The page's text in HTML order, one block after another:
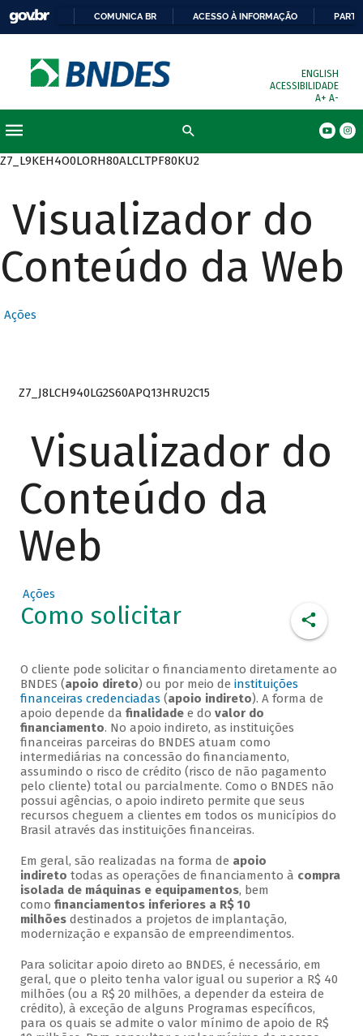
COMUNICA BR ACESSO À INFORMAÇÃO
ENGLISH
ACESSIBILIDADE
A+ A-
Z7_L9KEH4O0LORH80ALCLTPF80KU2
Visualizador do
Conteúdo da Web
Ações
Z7_J8LCH940LG2S60APQ13HRU2C15
Visualizador do
Conteúdo da
Web
Ações
Como solicitar
O cliente pode solicitar o financiamento diretamente ao
BNDES (apoio direto) ou por meio de instituições
financeiras credenciadas (apoio indireto). A forma de
apoio depende da finalidadee do valor do
financiamento. No apoio indireto, as instituições
financeiras parceiras do BNDES atuam como
intermediárias na concessão do financiamento,
assumindo o risco de crédito (risco de não pagamento
pelo cliente) total ou parcialmente. Como o BNDES não
possui agências, o apoio indireto permite que seus
recursos cheguem a clientes em todos os municípios do
Brasil através das instituições financeiras.
Em geral, são realizadas na forma de apoio
indireto todas as operações de financiamento à compra
isolada de máquinas e equipamentos, bem
como financiamentos inferiores a R$ 10
milhõesdestinados a projetos de implantação,
modernização e expansão de empreendimentos.
Para solicitar apoio direto ao BNDES, é necessário, em
geral, que o pleito tenha valor igual ou superior a R$ 40
milhões (ou a R$ 20 milhões, a depender da esteira de
crédito), à exceção de alguns Programas específicos,
para os quais se admite o valor mínimo de apoio de R$